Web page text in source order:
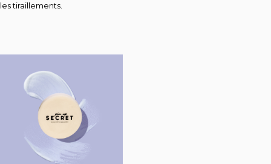
les tiraillements.